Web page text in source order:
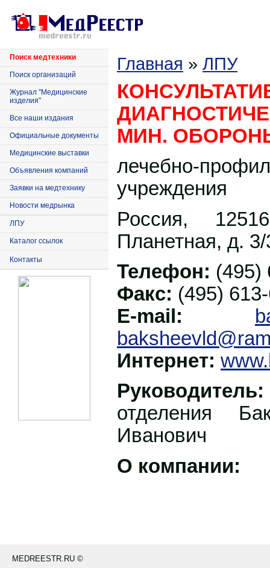
Поиск медтехники
Поиск организаций
Журнал "Медицинские
изделия"
Все наши издания
Официальные документы
Медицинские выставки
Объявления компаний
Заявки на медтехнику
Новости медрынка
ЛПУ
Каталог ссылок
Контакты
Главная » ЛПУ
МИН.
лечебно-
учреждения
Россия,
Планетная, д. 3/
Телефон: (495)
Факс: (495)
E-mail:
Интернет:
Руководитель:
отделения
Иванович
О компании:
MEDREESTR.RU ©